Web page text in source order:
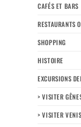
CAFÉS ET BARS
RESTAURANTS
SHOPPING
HISTOIRE
EXCURSIONS
> VISITER
> VISITER